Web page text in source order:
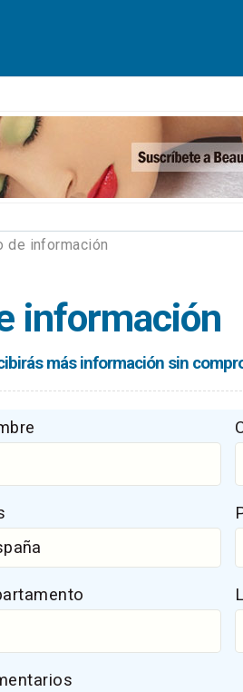
de información
información
más información sin